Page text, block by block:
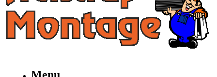
Menu